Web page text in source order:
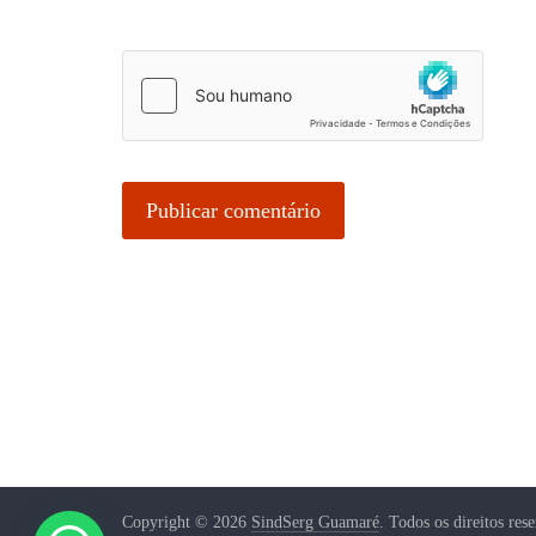
Copyright © 2026 SindSerg Guamaré. Todos os direitos